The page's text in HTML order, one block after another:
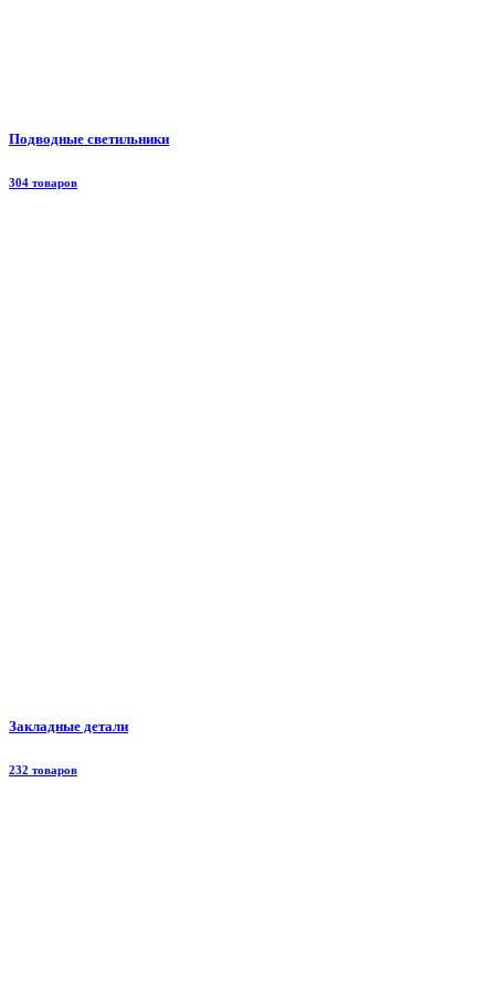
Подводные светильники
304 товаров
Закладные детали
232 товаров